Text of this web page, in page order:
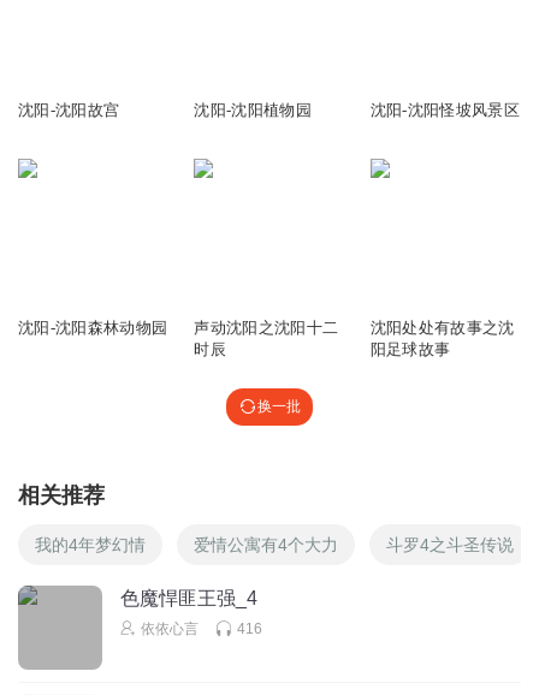
沈阳-沈阳故宫 沈阳-沈阳植物园 沈阳-沈阳怪坡风景区
沈阳-沈阳森林动物园
声动沈阳之沈阳十二
时辰
沈阳处处有故事之沈
阳足球故事
换一批
相关推荐
我的4年梦幻情 爱情公寓有4个大力 斗罗4之斗圣传说
色魔悍匪王强_4
依依心言 416